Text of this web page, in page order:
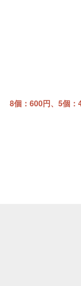
8個：600円、5個：